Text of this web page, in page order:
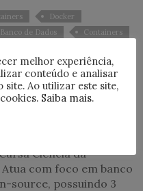
Docker
Banco de Dados Containers
7 posts
administrador de
apaixonado por
Ciência da
com foco em banco
source, possuindo 3
melhor experiência,
conteúdo e analisar
Ao utilizar este site,
Saiba mais.